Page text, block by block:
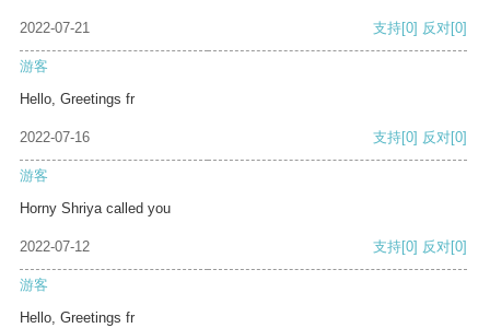
2022-07-21 支持[0] 反对[0]
游客
Hello, Greetings fr
2022-07-16 支持[0] 反对[0]
游客
Horny Shriya called you
2022-07-12 支持[0] 反对[0]
游客
Hello, Greetings fr